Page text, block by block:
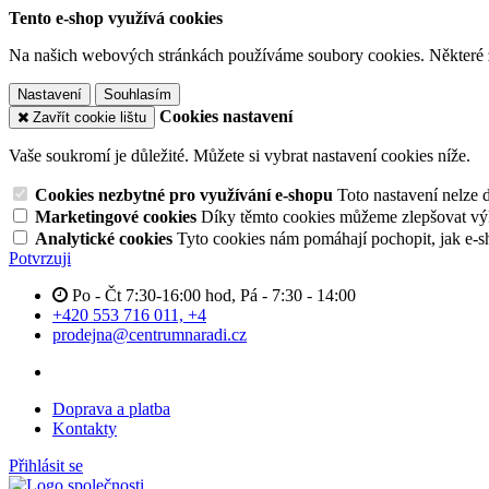
Tento e-shop využívá cookies
Na našich webových stránkách používáme soubory cookies.
Nastavení
Souhlasím
Zavřít cookie lištu
Cookies nastavení
Vaše soukromí je důležité. Můžete si vybrat nastavení cookies níže.
Cookies nezbytné pro využívání e-shopu Toto nastavení nelze
Marketingové cookies Díky těmto cookies můžeme zlepšovat
Analytické cookies Tyto cookies nám pomáhají pochopit, jak e-
Potvrzuji
Po - Čt 7:30-16:00 hod, Pá - 7:30 - 14:00
+420 553 716 011, +4
prodejna@centrumnaradi.cz
Doprava a platba
Kontakty
Přihlásit se